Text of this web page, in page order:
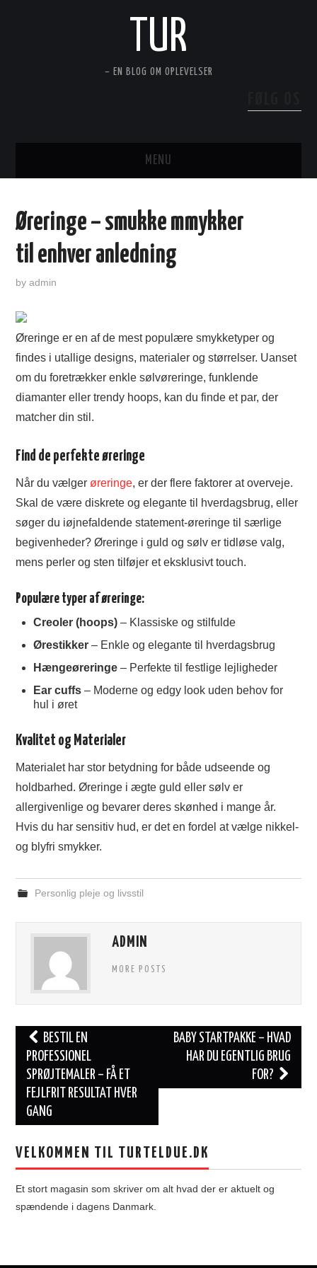
TUR
– EN BLOG OM OPLEVELSER
MENU
HUS OG HAVE
TØJ OG MODE
MAD
ANNONCERING
Øreringe – smukke mmykker
til enhver anledning
byadmin
Øreringe er en af de mest populære smykketyper og
findes i utallige designs, materialer og størrelser. Uanset
om du foretrækker enkle sølvøreringe, funklende
diamanter eller trendy hoops, kan du finde et par, der
matcher din stil.
Find de perfekte øreringe
Når du vælger øreringe, er der flere faktorer at overveje.
Skal de være diskrete og elegante til hverdagsbrug, eller
søger du iøjnefaldende statement-øreringe til særlige
begivenheder? Øreringe i guld og sølv er tidløse valg,
mens perler og sten tilføjer et eksklusivt touch.
Populære typer af øreringe:
Creoler (hoops) – Klassiske og stilfulde
Ørestikker – Enkle og elegante til hverdagsbrug
Hængeøreringe – Perfekte til festlige lejligheder
Ear cuffs – Moderne og edgy look uden behov for
hul i øret
Kvalitet og Materialer
Materialet har stor betydning for både udseende og
holdbarhed. Øreringe i ægte guld eller sølv er
allergivenlige og bevarer deres skønhed i mange år.
Hvis du har sensitiv hud, er det en fordel at vælge nikkel-
og blyfri smykker.
Personlig pleje og livsstil
ADMIN
MORE POSTS
Post
navigation
BESTIL EN
PROFESSIONEL
SPRØJTEMALER – FÅ ET
FEJLFRIT RESULTAT HVER
GANG
BABY STARTPAKKE – HVAD
HAR DU EGENTLIG BRUG
FOR?
VELKOMMEN TIL TURTELDUE.DK
Et stort magasin som skriver om alt hvad der er aktuelt og
spændende i dagens Danmark.